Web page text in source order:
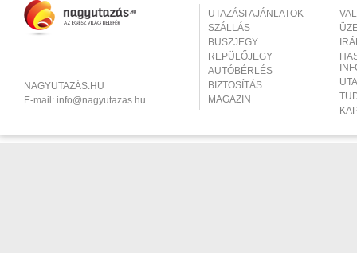
NAGYUTAZÁS.HU
E-mail: info@nagyutazas.hu
UTAZÁSI AJÁNLATOK
SZÁLLÁS
BUSZJEGY
REPÜLŐJEGY
AUTÓBÉRLÉS
BIZTOSÍTÁS
MAGAZIN